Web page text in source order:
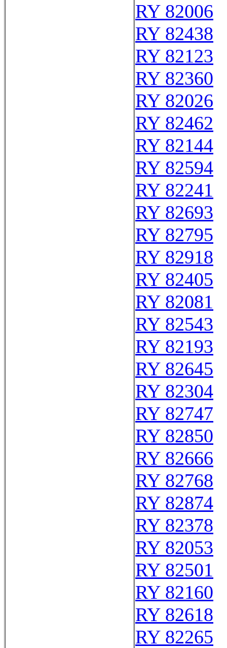
RY 82006
RY 82438
RY 82123
RY 82360
RY 82026
RY 82462
RY 82144
RY 82594
RY 82241
RY 82693
RY 82795
RY 82918
RY 82405
RY 82081
RY 82543
RY 82193
RY 82645
RY 82304
RY 82747
RY 82850
RY 82666
RY 82768
RY 82874
RY 82378
RY 82053
RY 82501
RY 82160
RY 82618
RY 82265